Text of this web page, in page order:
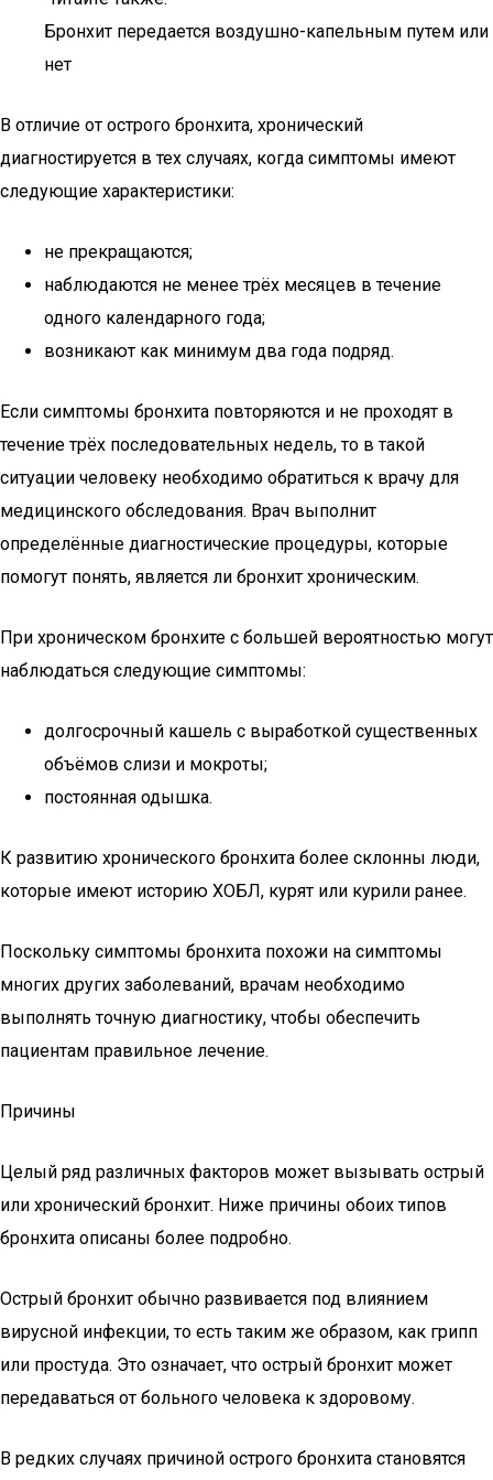
Бронхит передается воздушно-капельным путем или
нет
В отличие от острого бронхита, хронический
диагностируется в тех случаях, когда симптомы имеют
следующие характеристики:
не прекращаются;
наблюдаются не менее трёх месяцев в течение
одного календарного года;
возникают как минимум два года подряд.
Если симптомы бронхита повторяются и не проходят в
течение трёх последовательных недель, то в такой
ситуации человеку необходимо обратиться к врачу для
медицинского обследования. Врач выполнит
определённые диагностические процедуры, которые
помогут понять, является ли бронхит хроническим.
При хроническом бронхите с большей вероятностью могут
наблюдаться следующие симптомы:
долгосрочный кашель с выработкой существенных
объёмов слизи и мокроты;
постоянная одышка.
К развитию хронического бронхита более склонны люди,
которые имеют историю ХОБЛ, курят или курили ранее.
Поскольку симптомы бронхита похожи на симптомы
многих других заболеваний, врачам необходимо
выполнять точную диагностику, чтобы обеспечить
пациентам правильное лечение.
Причины
Целый ряд различных факторов может вызывать острый
или хронический бронхит. Ниже причины обоих типов
бронхита описаны более подробно.
Острый бронхит обычно развивается под влиянием
вирусной инфекции, то есть таким же образом, как грипп
или простуда. Это означает, что острый бронхит может
передаваться от больного человека к здоровому.
В редких случаях причиной острого бронхита становятся